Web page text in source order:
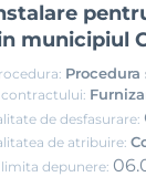
municipiul
de desfasurare:
de atribuire:
depunere: